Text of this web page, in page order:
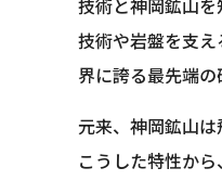
技術と神岡鉱山
技術や岩盤を支
界に誇る最先端の
元来、神岡鉱山
こうした特性か